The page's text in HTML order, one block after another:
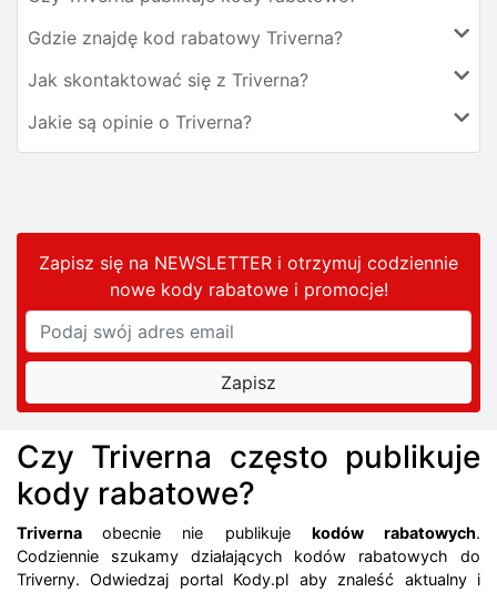
Gdzie znajdę kod rabatowy Triverna?
Jak skontaktować się z Triverna?
Jakie są opinie o Triverna?
Zapisz się na NEWSLETTER i otrzymuj codziennie
nowe kody rabatowei promocje!
Czy Triverna często publikuje
kody rabatowe?
Trivernaobecnie nie publikuje kodów rabatowych.
Codziennie szukamy działających kodów rabatowych do
Triverny. Odwiedzaj portal Kody.pl aby znaleść aktualny i